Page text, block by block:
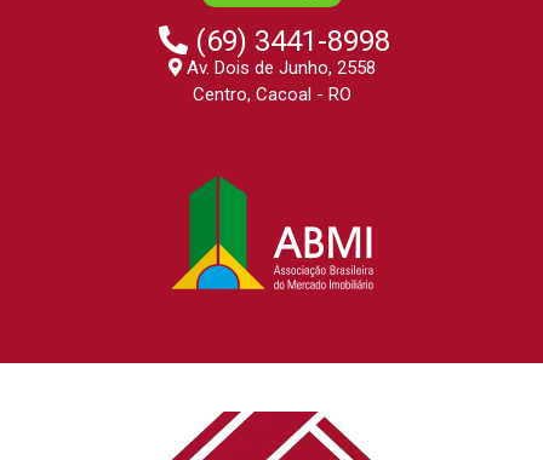
(69) 3441-8998
Av. Dois de Junho, 2558
Centro, Cacoal - RO